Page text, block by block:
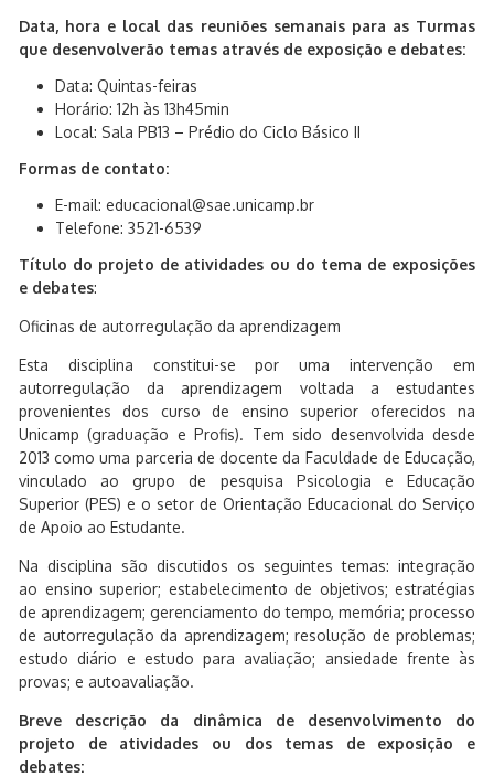
Data, hora e local das reuniões semanais para as Turmas
que desenvolverão temas através de exposição e debates:
Data: Quintas-feiras
Horário: 12h às 13h45min
Local: Sala PB13 – Prédio do Ciclo Básico II
Formas de contato:
E-mail: educacional@sae.unicamp.br
Telefone: 3521-6539
Título do projeto de atividades ou do tema de exposições
e debates:
Oficinas de autorregulação da aprendizagem
Esta disciplina constitui-se por uma intervenção em
autorregulação da aprendizagem voltada a estudantes
provenientes dos curso de ensino superior oferecidos na
Unicamp (graduação e Profis). Tem sido desenvolvida desde
2013 como uma parceria de docente da Faculdade de Educação,
vinculado ao grupo de pesquisa Psicologia e Educação
Superior (PES) e o setor de Orientação Educacional do Serviço
de Apoio ao Estudante.
Na disciplina são discutidos os seguintes temas: integração
ao ensino superior; estabelecimento de objetivos; estratégias
de aprendizagem; gerenciamento do tempo, memória; processo
de autorregulação da aprendizagem; resolução de problemas;
estudo diário e estudo para avaliação; ansiedade frente às
provas; e autoavaliação.
Breve descrição da dinâmica de desenvolvimento do
projeto de atividades ou dos temas de exposição e
debates: